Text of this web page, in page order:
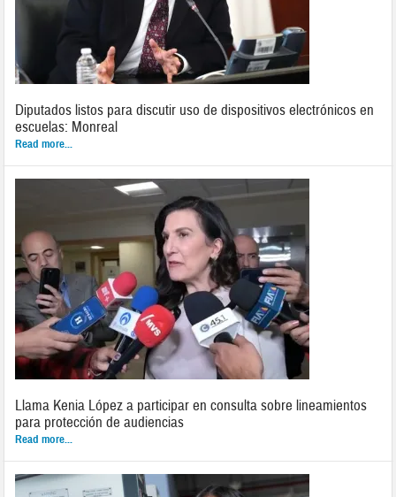
Diputados listos para discutir uso de dispositivos electrónicos en
escuelas: Monreal
Read more...
Llama Kenia López a participar en consulta sobre lineamientos
para protección de audiencias
Read more...